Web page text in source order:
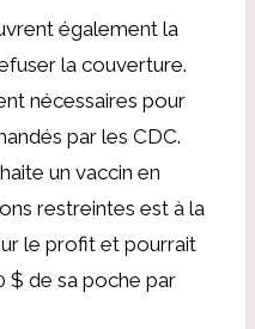
également la
la couverture.
nécessaires pour
par les CDC.
un vaccin en
restreintes est à la
le profit et pourrait
$ de sa poche par